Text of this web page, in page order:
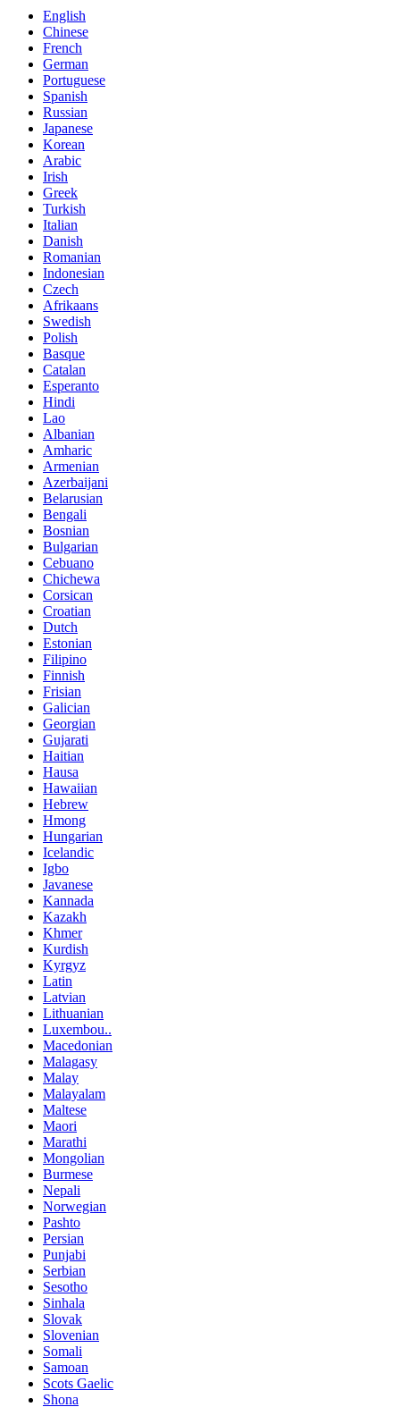
English
Chinese
French
German
Portuguese
Spanish
Russian
Japanese
Korean
Arabic
Irish
Greek
Turkish
Italian
Danish
Romanian
Indonesian
Czech
Afrikaans
Swedish
Polish
Basque
Catalan
Esperanto
Hindi
Lao
Albanian
Amharic
Armenian
Azerbaijani
Belarusian
Bengali
Bosnian
Bulgarian
Cebuano
Chichewa
Corsican
Croatian
Dutch
Estonian
Filipino
Finnish
Frisian
Galician
Georgian
Gujarati
Haitian
Hausa
Hawaiian
Hebrew
Hmong
Hungarian
Icelandic
Igbo
Javanese
Kannada
Kazakh
Khmer
Kurdish
Kyrgyz
Latin
Latvian
Lithuanian
Luxembou..
Macedonian
Malagasy
Malay
Malayalam
Maltese
Maori
Marathi
Mongolian
Burmese
Nepali
Norwegian
Pashto
Persian
Punjabi
Serbian
Sesotho
Sinhala
Slovak
Slovenian
Somali
Samoan
Scots Gaelic
Shona